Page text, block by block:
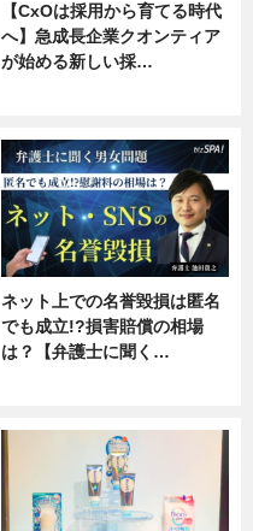
【CxOは採用から育てる時代
へ】急成長企業クオンティア
が始める新しい採…
ネット上での名誉毀損は匿名
でも成立!?損害賠償の相場
は？【弁護士に聞く…